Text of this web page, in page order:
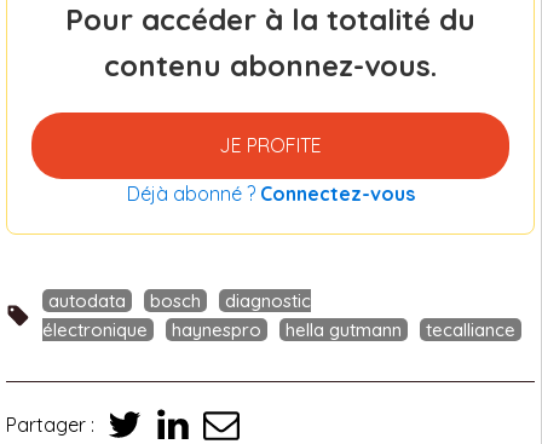
Pour accéder à la totalité du
contenu abonnez-vous.
JE PROFITE
Déjà abonné ? Connectez-vous
autodata bosch
diagnostic
électronique
haynespro hella gutmann tecalliance
Partager :